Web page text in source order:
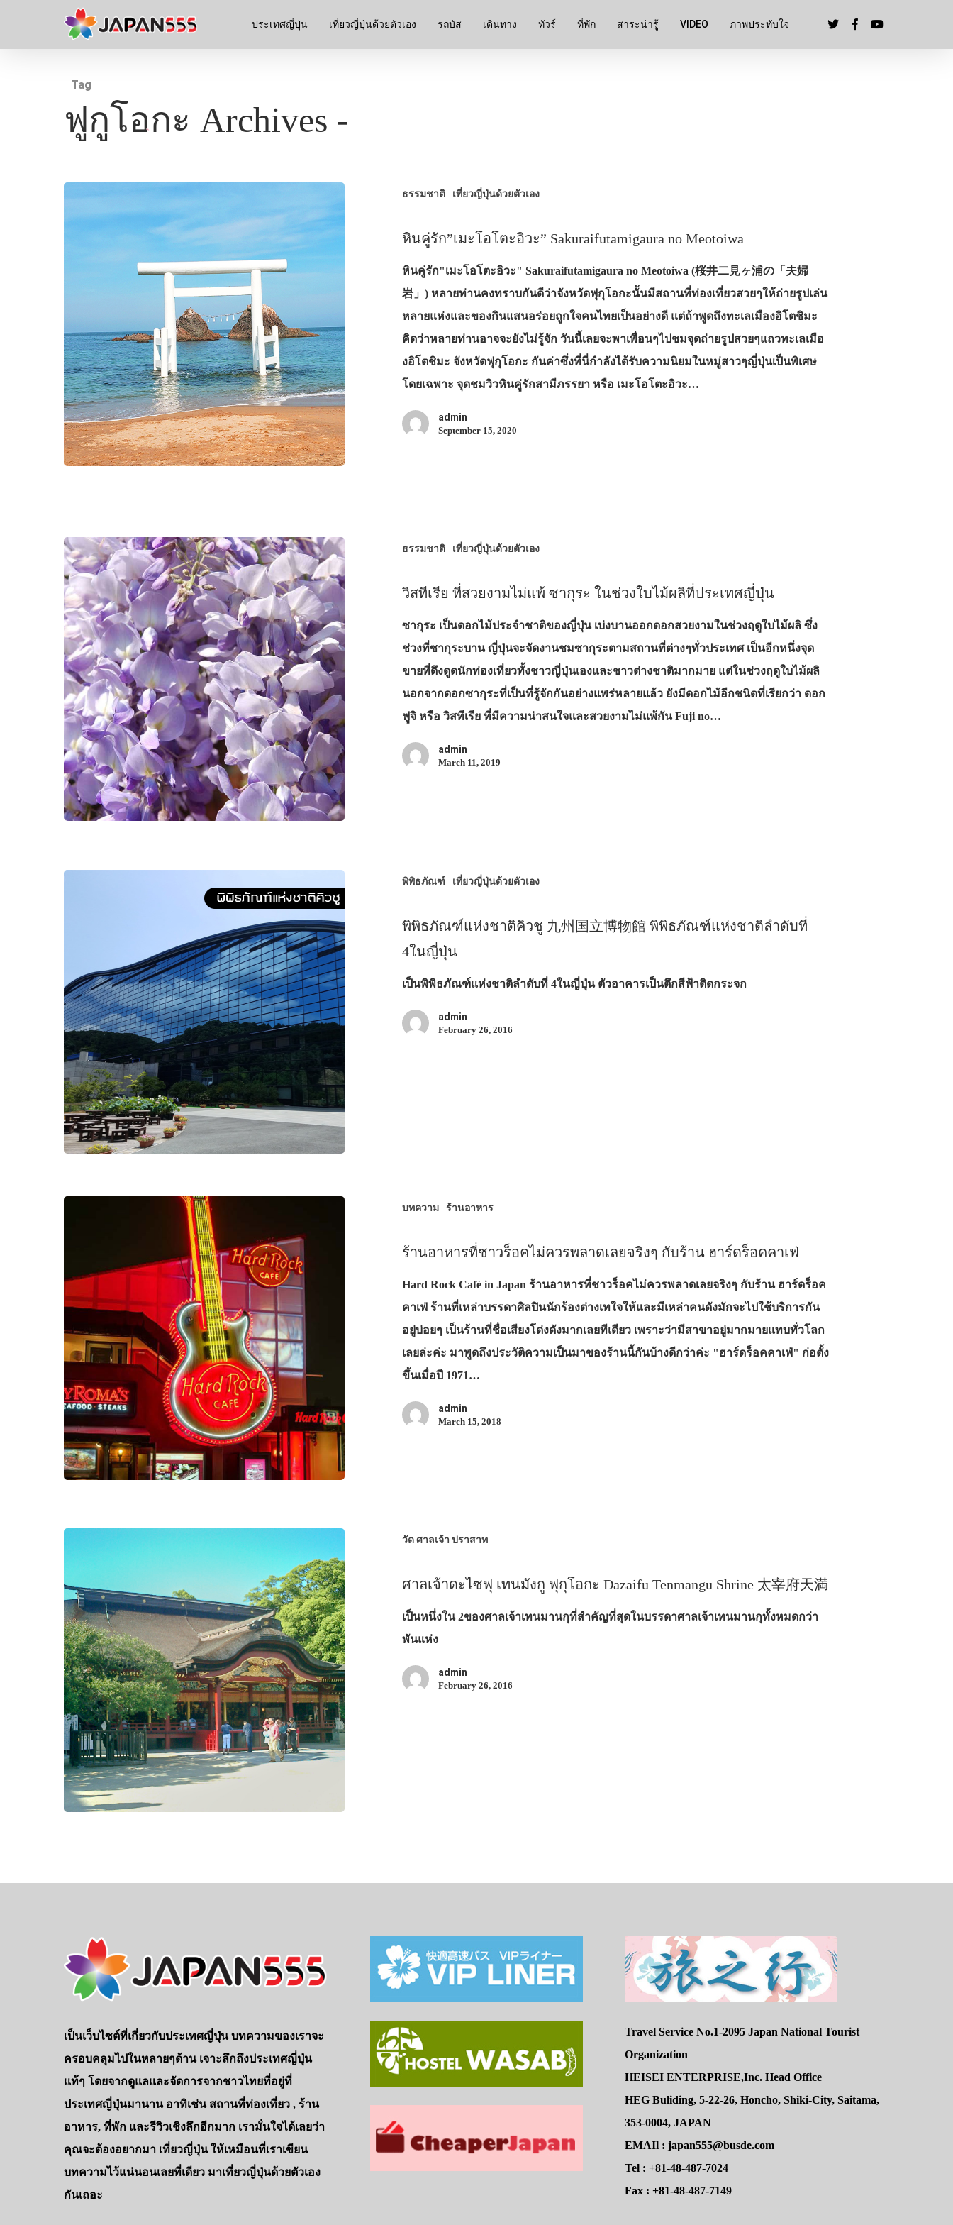
ประเทศญี่ปุ่น เที่ยวญี่ปุ่นด้วยตัวเอง รถบัส เดินทาง ทัวร์ ที่พัก สาระน่ารู้ VIDEO ภาพประทับใจ
Tag
ฟูกูโอกะ Archives -
ธรรมชาติ เที่ยวญี่ปุ่นด้วยตัวเอง
หินคู่รัก”เมะโอโตะอิวะ” Sakuraifutamigaura no Meotoiwa
หินคู่รัก"เมะโอโตะอิวะ" Sakuraifutamigaura no Meotoiwa (桜井二見ヶ浦の「夫婦
岩」) หลายท่านคงทราบกันดีว่าจังหวัดฟุกุโอกะนั้นมีสถานที่ท่องเที่ยวสวยๆให้ถ่ายรูปเล่น
หลายแห่งและของกินแสนอร่อยถูกใจคนไทยเป็นอย่างดี แต่ถ้าพูดถึงทะเลเมืองอิโตชิมะ
คิดว่าหลายท่านอาจจะยังไม่รู้จัก วันนี้เลยจะพาเพื่อนๆไปชมจุดถ่ายรูปสวยๆแถวทะเลเมือ
งอิโตชิมะ จังหวัดฟุกุโอกะ กันค่าซึ่งที่นี่กำลังได้รับความนิยมในหมู่สาวๆญี่ปุ่นเป็นพิเศษ
โดยเฉพาะ จุดชมวิวหินคู่รักสามีภรรยา หรือ เมะโอโตะอิวะ…
admin
September 15, 2020
ธรรมชาติ เที่ยวญี่ปุ่นด้วยตัวเอง
วิสทีเรีย ที่สวยงามไม่แพ้ ซากุระ ในช่วงใบไม้ผลิที่ประเทศญี่ปุ่น
ซากุระ เป็นดอกไม้ประจำชาติของญี่ปุ่น เบ่งบานออกดอกสวยงามในช่วงฤดูใบไม้ผลิ ซึ่ง
ช่วงที่ซากุระบาน ญี่ปุ่นจะจัดงานชมซากุระตามสถานที่ต่างๆทั่วประเทศ เป็นอีกหนึ่งจุด
ขายที่ดึงดูดนักท่องเที่ยวทั้งชาวญี่ปุ่นเองและชาวต่างชาติมากมาย แต่ในช่วงฤดูใบไม้ผลิ
นอกจากดอกซากุระที่เป็นที่รู้จักกันอย่างแพร่หลายแล้ว ยังมีดอกไม้อีกชนิดที่เรียกว่า ดอก
ฟูจิ หรือ วิสทีเรีย ที่มีความน่าสนใจและสวยงามไม่แพ้กัน Fuji no…
admin
March 11, 2019
พิพิธภัณฑ์ เที่ยวญี่ปุ่นด้วยตัวเอง
พิพิธภัณฑ์แห่งชาติคิวชู 九州国立博物館 พิพิธภัณฑ์แห่งชาติลำดับที่
4ในญี่ปุ่น
เป็นพิพิธภัณฑ์แห่งชาติลำดับที่ 4ในญี่ปุ่น ตัวอาคารเป็นตึกสีฟ้าติดกระจก
admin
February 26, 2016
บทความ ร้านอาหาร
ร้านอาหารที่ชาวร็อคไม่ควรพลาดเลยจริงๆ กับร้าน ฮาร์ดร็อคคาเฟ่
Hard Rock Café in Japan ร้านอาหารที่ชาวร็อคไม่ควรพลาดเลยจริงๆ กับร้าน ฮาร์ดร็อค
คาเฟ่ ร้านที่เหล่าบรรดาศิลปินนักร้องต่างเทใจให้และมีเหล่าคนดังมักจะไปใช้บริการกัน
อยู่บ่อยๆ เป็นร้านที่ชื่อเสียงโด่งดังมากเลยทีเดียว เพราะว่ามีสาขาอยู่มากมายแทบทั่วโลก
เลยล่ะค่ะ มาพูดถึงประวัติความเป็นมาของร้านนี้กันบ้างดีกว่าค่ะ "ฮาร์ดร็อคคาเฟ่" ก่อตั้ง
ขึ้นเมื่อปี 1971…
admin
March 15, 2018
วัด ศาลเจ้า ปราสาท
ศาลเจ้าดะไซฟุ เทนมังกู ฟุกุโอกะ Dazaifu Tenmangu Shrine 太宰府天満
เป็นหนึ่งใน 2ของศาลเจ้าเทนมานกุที่สำคัญที่สุดในบรรดาศาลเจ้าเทนมานกุทั้งหมดกว่า
พันแห่ง
admin
February 26, 2016
เป็นเว็บไซต์ที่เกี่ยวกับประเทศญี่ปุ่น บทความของเราจะ
ครอบคลุมไปในหลายๆด้าน เจาะลึกถึงประเทศญี่ปุ่น
แท้ๆ โดยจากดูแลและจัดการจากชาวไทยที่อยู่ที่
ประเทศญี่ปุ่นมานาน อาทิเช่น สถานที่ท่องเที่ยว , ร้าน
อาหาร, ที่พัก และรีวิวเชิงลึกอีกมาก เรามั่นใจได้เลยว่า
คุณจะต้องอยากมา เที่ยวญี่ปุ่น ให้เหมือนที่เราเขียน
บทความไว้แน่นอนเลยที่เดียว มาเที่ยวญี่ปุ่นด้วยตัวเอง
กันเถอะ
Travel Service No.1-2095 Japan National Tourist
Organization
HEISEI ENTERPRISE,Inc. Head Office
HEG Buliding, 5-22-26, Honcho, Shiki-City, Saitama,
353-0004, JAPAN
EMAIl : japan555@busde.com
Tel : +81-48-487-7024
Fax : +81-48-487-7149